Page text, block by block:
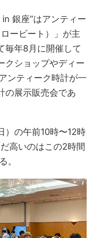
銀座”はアンティー
ービート）」が主
毎年8月に開催して
クショップやディー
ンティーク時計が一
の展示販売会であ
）の午前10時〜12時
高いのはこの2時間
。